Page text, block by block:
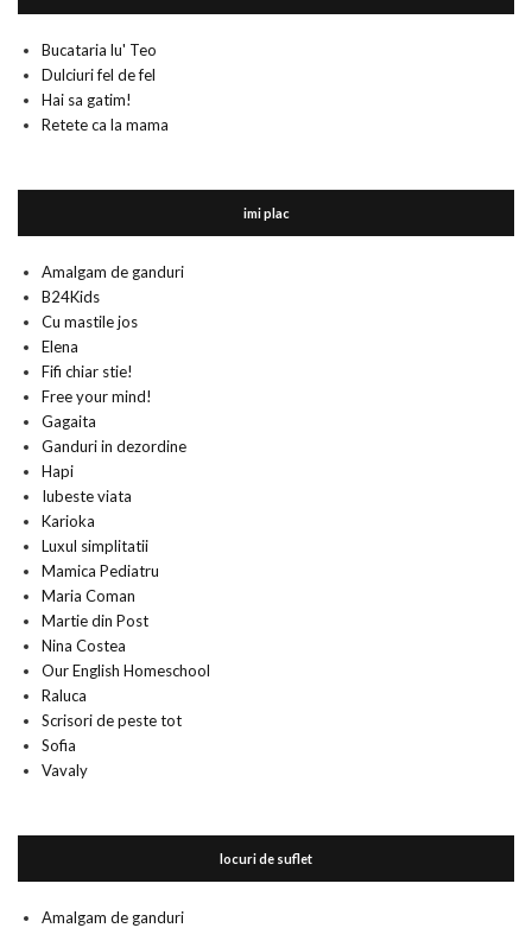
Bucataria lu' Teo
Dulciuri fel de fel
Hai sa gatim!
Retete ca la mama
imi plac
Amalgam de ganduri
B24Kids
Cu mastile jos
Elena
Fifi chiar stie!
Free your mind!
Gagaita
Ganduri in dezordine
Hapi
Iubeste viata
Karioka
Luxul simplitatii
Mamica Pediatru
Maria Coman
Martie din Post
Nina Costea
Our English Homeschool
Raluca
Scrisori de peste tot
Sofia
Vavaly
locuri de suflet
Amalgam de ganduri